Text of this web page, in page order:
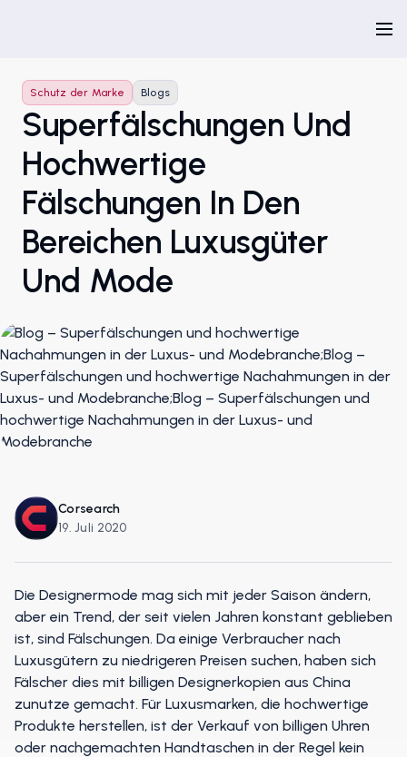
Schutz der Marke Blogs
Superfälschungen Und
Hochwertige
Fälschungen In Den
Bereichen Luxusgüter
Und Mode
Corsearch
19. Juli 2020
Die Designermode mag sich mit jeder Saison ändern,
aber ein Trend, der seit vielen Jahren konstant geblieben
ist, sind Fälschungen. Da einige Verbraucher nach
Luxusgütern zu niedrigeren Preisen suchen, haben sich
Fälscher dies mit billigen Designerkopien aus China
zunutze gemacht. Für Luxusmarken, die hochwertige
Produkte herstellen, ist der Verkauf von billigen Uhren
oder nachgemachten Handtaschen in der Regel kein